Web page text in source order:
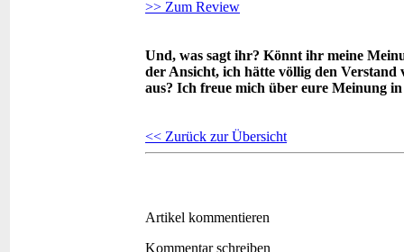
>> Zum Review
Und, was sagt ihr? Könnt ihr meine
der Ansicht, ich hätte völlig den Verstand
aus? Ich freue mich über eure Meinung
<< Zurück zur Übersicht
Artikel kommentieren
Kommentar schreiben